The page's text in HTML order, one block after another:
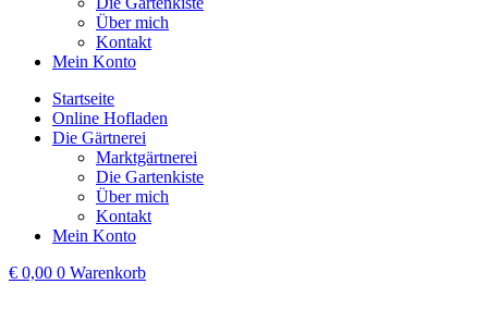
Über mich
Kontakt
Mein Konto
Startseite
Online Hofladen
Die Gärtnerei
Marktgärtnerei
Die Gartenkiste
Über mich
Kontakt
Mein Konto
€ 0,00 0 Warenkorb